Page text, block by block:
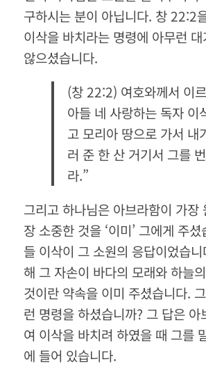
구하시는 분이 아닙니다. 창 22:2
이삭을 바치라는 명령에 아무런
않으셨습니다.
(창 22:2) 여호와께서 이
아들 네 사랑하는 독자 이
고 모리아 땅으로 가서 내
러 준 한 산 거기서 그를
라.”
그리고 하나님은 아브라함이 가장
장 소중한 것을 ‘이미’ 그에게 주
들 이삭이 그 소원의 응답이었습
해 그 자손이 바다의 모래와 하늘
것이란 약속을 이미 주셨습니다.
런 명령을 하셨습니까? 그 답은 아
여 이삭을 바치려 하였을 때 그를
에 들어 있습니다.